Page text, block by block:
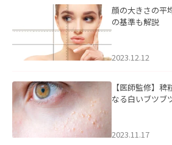
顔の大きさの平
の基準も解説
2023.12.12
【医師監修】
なる白いブツブ
2023.11.17